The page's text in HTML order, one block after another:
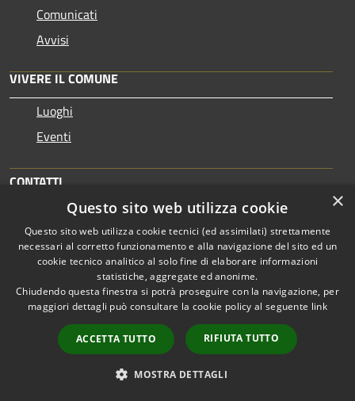
Comunicati
Avvisi
VIVERE IL COMUNE
Luoghi
Eventi
CONTATTI
Comune di Finale Ligure
Via Pertica 29 - 17024, Finale Ligure
Codice Fiscale: 00318330099
Partita IVA: 00318330099
Numero verde segnalazioni guasti acquedotto o fognatura:
800995105
Numero verde per interventi di manutenzione ordinaria
×
Questo sito web utilizza cookie
Questo sito web utilizza cookie tecnici (ed assimilati) strettamente
necessari al corretto funzionamento e alla navigazione del sito ed un
cookie tecnico analitico al solo fine di elaborare informazioni
statistiche, aggregate ed anonime.
Chiudendo questa finestra si potrà proseguire con la navigazione, per
maggiori dettagli può consultare la cookie policy al seguente link
ACCETTA TUTTO RIFIUTA TUTTO
MOSTRA DETTAGLI